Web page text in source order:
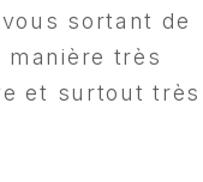
sortant de
très
et surtout très